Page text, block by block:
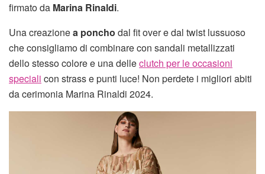
firmato da Marina Rinaldi.
Una creazionea poncho dal fit over e dal twist lussuoso
che consigliamo di combinare con sandali metallizzati
dello stesso colore e una delleclutch per le occasioni
speciali con strass e punti luce! Non perdete i migliori abiti
da cerimonia Marina Rinaldi 2024.